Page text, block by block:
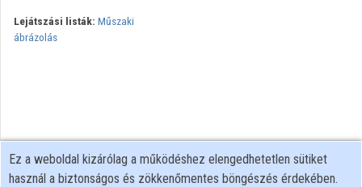
Lejátszási listák: Műszaki
ábrázolás
Ez a weboldal kizárólag a működéshez elengedhetetlen sütiket
használ a biztonságos és zökkenőmentes böngészés érdekében.